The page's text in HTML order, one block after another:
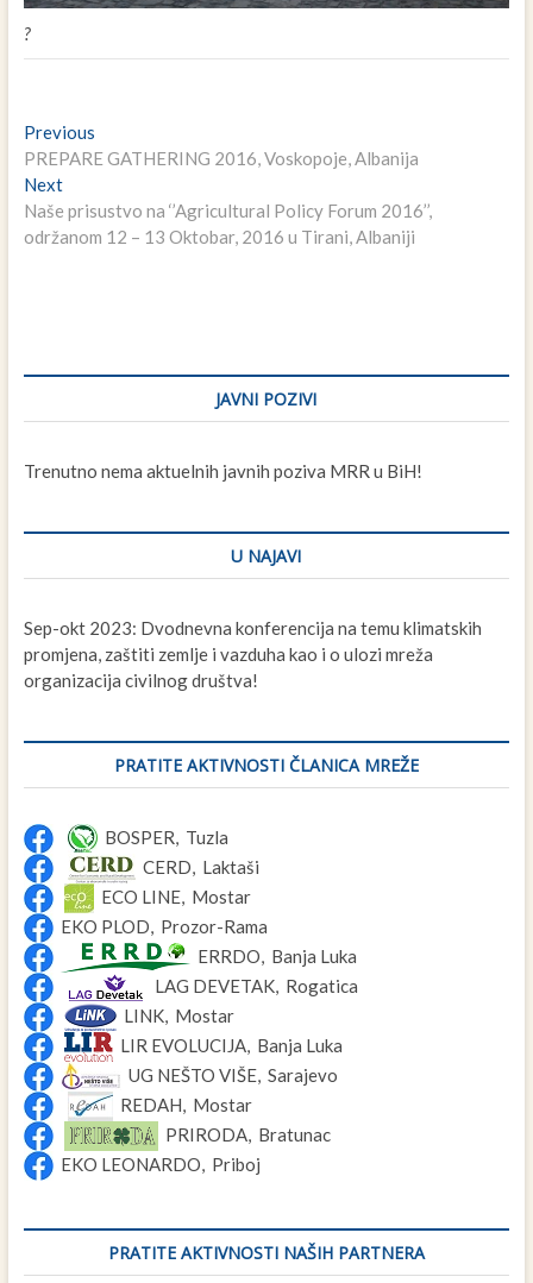
?
Navigacija
članaka
PreviousPrevious
post:
PREPARE GATHERING 2016, Voskopoje, Albanija
NextNext
post:
Naše prisustvo na ‘’Agricultural Policy Forum 2016’’,
održanom 12 – 13 Oktobar, 2016 u Tirani, Albaniji
JAVNI POZIVI
Trenutno nema aktuelnih javnih poziva MRR u BiH!
U NAJAVI
Sep-okt 2023: Dvodnevna konferencija na temu klimatskih
promjena, zaštiti zemlje i vazduha kao i o ulozi mreža
organizacija civilnog društva!
PRATITE AKTIVNOSTI ČLANICA MREŽE
BOSPER, Tuzla
CERD, Laktaši
ECO LINE, Mostar
EKO PLOD, Prozor-Rama
ERRDO, Banja Luka
LAG DEVETAK, Rogatica
LINK, Mostar
LIR EVOLUCIJA, Banja Luka
UG NEŠTO VIŠE, Sarajevo
REDAH, Mostar
PRIRODA, Bratunac
EKO LEONARDO, Priboj
PRATITE AKTIVNOSTI NAŠIH PARTNERA